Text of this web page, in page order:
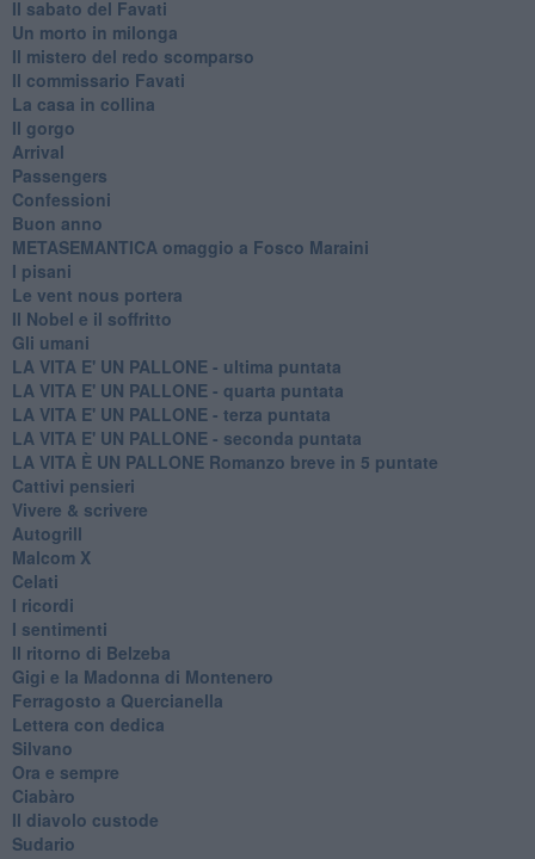
Il sabato del Favati
Un morto in milonga
Il mistero del redo scomparso
Il commissario Favati
La casa in collina
Il gorgo
Arrival
Passengers
Confessioni
Buon anno
METASEMANTICA omaggio a Fosco Maraini
I pisani
Le vent nous portera
Il Nobel e il soffritto
Gli umani
LA VITA E' UN PALLONE - ultima puntata
LA VITA E' UN PALLONE - quarta puntata
LA VITA E' UN PALLONE - terza puntata
LA VITA E' UN PALLONE - seconda puntata
LA VITA È UN PALLONE Romanzo breve in 5 puntate
Cattivi pensieri
Vivere & scrivere
Autogrill
Malcom X
Celati
I ricordi
I sentimenti
Il ritorno di Belzeba
Gigi e la Madonna di Montenero
Ferragosto a Quercianella
Lettera con dedica
Silvano
Ora e sempre
Ciabàro
Il diavolo custode
Sudario